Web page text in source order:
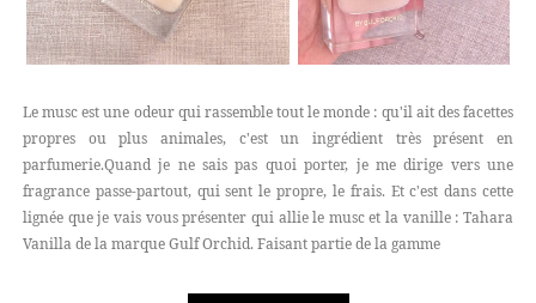
Le musc est une odeur qui rassemble tout le monde : qu'il ait des facettes
propres ou plus animales, c'est un ingrédient très présent en
parfumerie.Quand je ne sais pas quoi porter, je me dirige vers une
fragrance passe-partout, qui sent le propre, le frais. Et c'est dans cette
lignée que je vais vous présenter qui allie le musc et la vanille : Tahara
Vanilla de la marque Gulf Orchid. Faisant partie de la gamme